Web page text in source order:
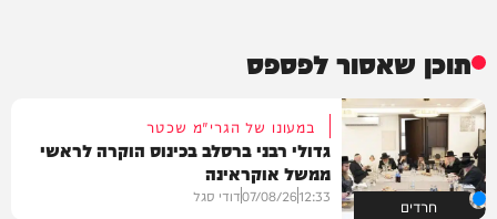
תוכן שאסור לפספס
חרדים
במעונו של הגרי"מ שכטר
גדולי רבני ברסלב בכינוס הוקרה לראשי
ממשל אוקראינה
12:33
07/08/26דודי סגל